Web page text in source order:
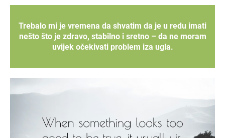
Trebalo mi je vremena da shvatim da je u redu imati
nešto što je zdravo, stabilno i sretno – da ne moram
uvijek očekivati problem iza ugla.